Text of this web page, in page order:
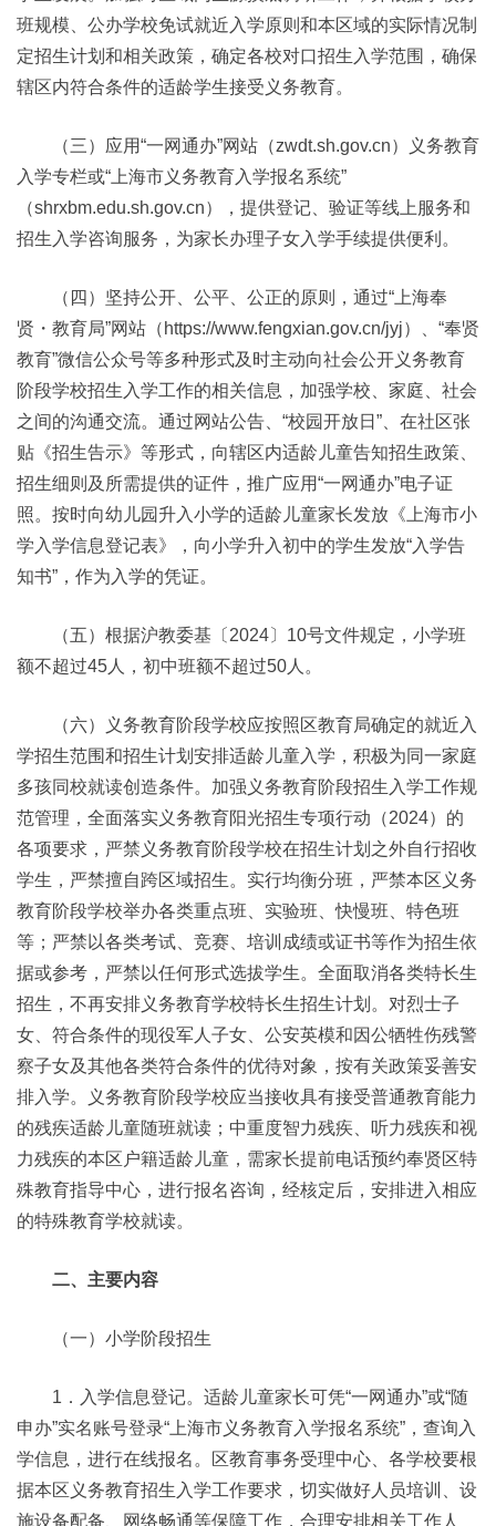
班规模、公办学校免试就近入学原则和本区域的实际情况制
定招生计划和相关政策，确定各校对口招生入学范围，确保
辖区内符合条件的适龄学生接受义务教育。
（三）应用“一网通办”网站（zwdt.sh.gov.cn）义务教育
入学专栏或“上海市义务教育入学报名系统”
（shrxbm.edu.sh.gov.cn），提供登记、验证等线上服务和
招生入学咨询服务，为家长办理子女入学手续提供便利。
（四）坚持公开、公平、公正的原则，通过“上海奉
贤・教育局”网站（https://www.fengxian.gov.cn/jyj）、“奉贤
教育”微信公众号等多种形式及时主动向社会公开义务教育
阶段学校招生入学工作的相关信息，加强学校、家庭、社会
之间的沟通交流。通过网站公告、“校园开放日”、在社区张
贴《招生告示》等形式，向辖区内适龄儿童告知招生政策、
招生细则及所需提供的证件，推广应用“一网通办”电子证
照。按时向幼儿园升入小学的适龄儿童家长发放《上海市小
学入学信息登记表》，向小学升入初中的学生发放“入学告
知书”，作为入学的凭证。
（五）根据沪教委基〔2024〕10号文件规定，小学班
额不超过45人，初中班额不超过50人。
（六）义务教育阶段学校应按照区教育局确定的就近入
学招生范围和招生计划安排适龄儿童入学，积极为同一家庭
多孩同校就读创造条件。加强义务教育阶段招生入学工作规
范管理，全面落实义务教育阳光招生专项行动（2024）的
各项要求，严禁义务教育阶段学校在招生计划之外自行招收
学生，严禁擅自跨区域招生。实行均衡分班，严禁本区义务
教育阶段学校举办各类重点班、实验班、快慢班、特色班
等；严禁以各类考试、竞赛、培训成绩或证书等作为招生依
据或参考，严禁以任何形式选拔学生。全面取消各类特长生
招生，不再安排义务教育学校特长生招生计划。对烈士子
女、符合条件的现役军人子女、公安英模和因公牺牲伤残警
察子女及其他各类符合条件的优待对象，按有关政策妥善安
排入学。义务教育阶段学校应当接收具有接受普通教育能力
的残疾适龄儿童随班就读；中重度智力残疾、听力残疾和视
力残疾的本区户籍适龄儿童，需家长提前电话预约奉贤区特
殊教育指导中心，进行报名咨询，经核定后，安排进入相应
的特殊教育学校就读。
二、主要内容
（一）小学阶段招生
1．入学信息登记。适龄儿童家长可凭“一网通办”或“随
申办”实名账号登录“上海市义务教育入学报名系统”，查询入
学信息，进行在线报名。区教育事务受理中心、各学校要根
据本区义务教育招生入学工作要求，切实做好人员培训、设
施设备配备、网络畅通等保障工作，合理安排相关工作人